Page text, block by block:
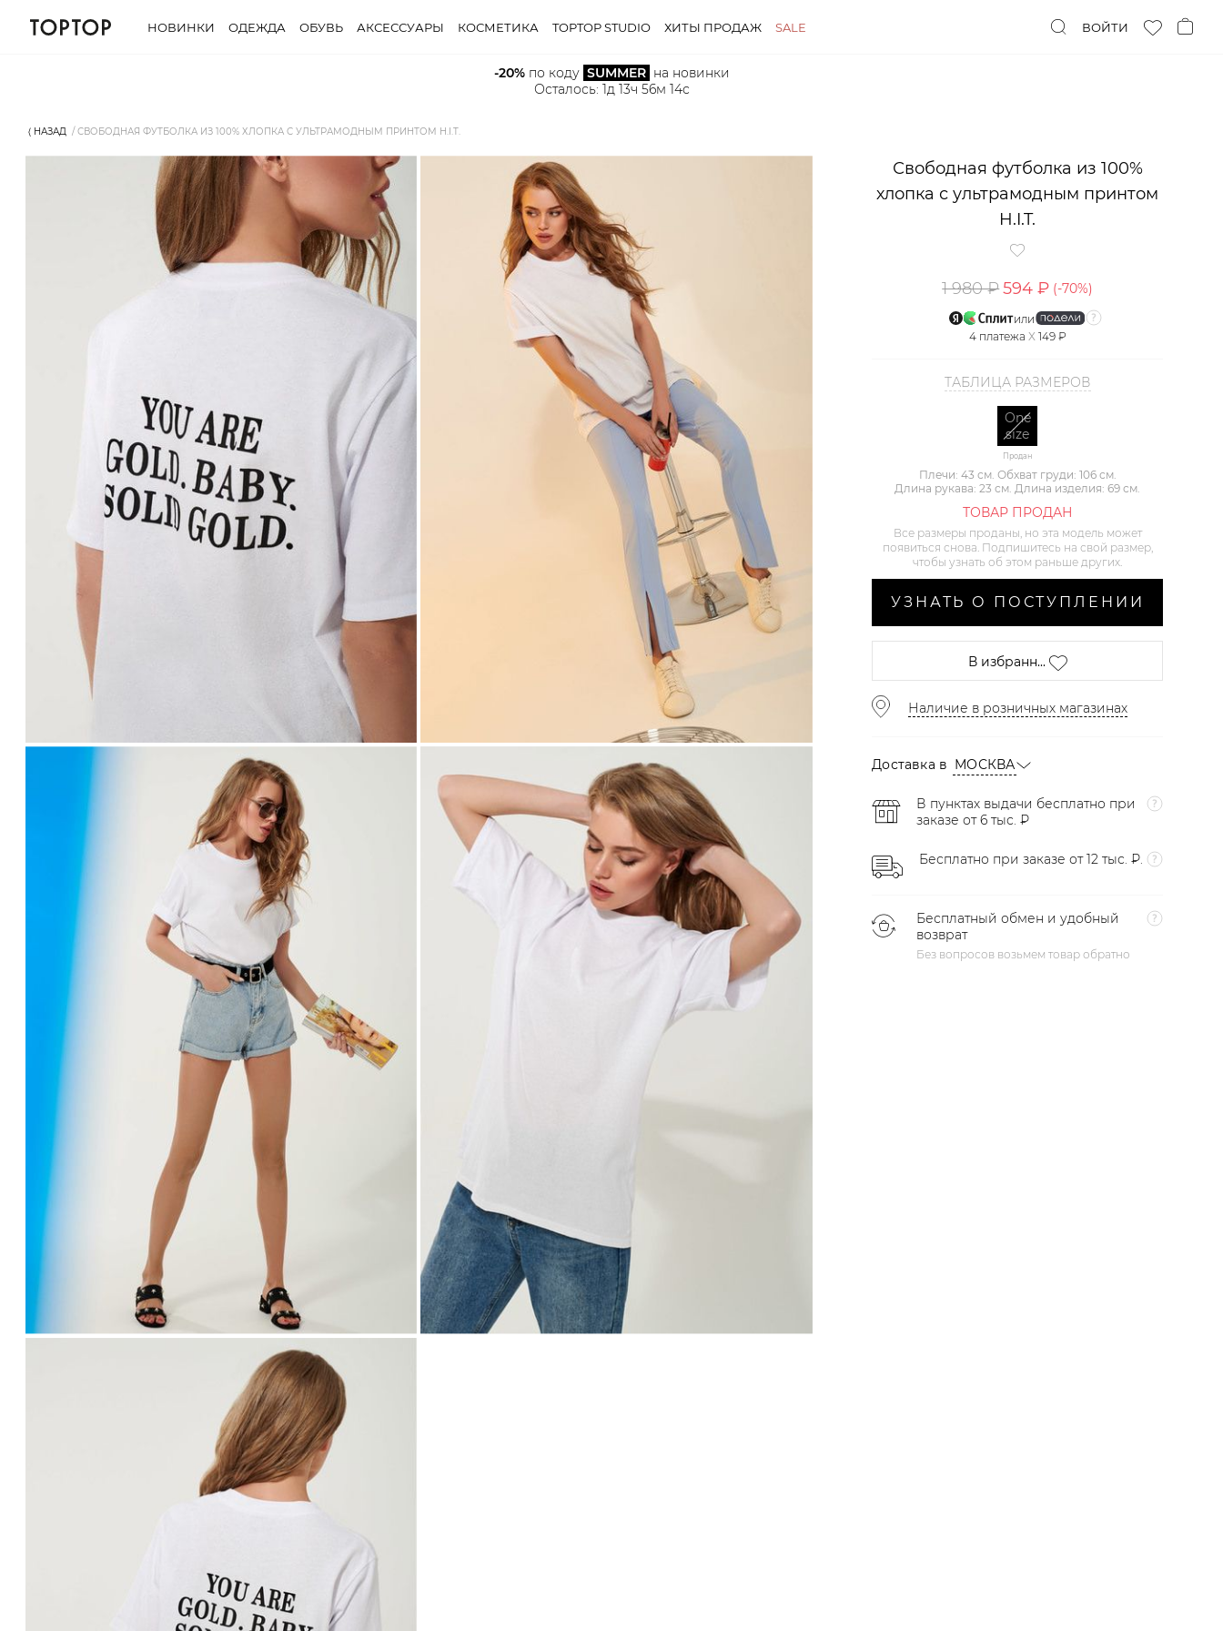
НОВИНКИ ОДЕЖДА ОБУВЬ АКСЕССУАРЫ КОСМЕТИКА TOPTOP STUDIO ХИТЫ ПРОДАЖ SALE ВОЙТИ
-20% по коду SUMMER на новинки
Осталось: 1д 13ч 56м 13с
⟨ НАЗАД СВОБОДНАЯ ФУТБОЛКА ИЗ 100% ХЛОПКА С УЛЬТРАМОДНЫМ ПРИНТОМ H.I.T.
Свободная футболка из 100%
хлопка с ультрамодным принтом
H.I.T.
1 980 ₽594 ₽ (-70%)
или
4 платежа X 149 ₽
ТАБЛИЦА РАЗМЕРОВ
One
size
Продан
Плечи: 43 см. Обхват груди: 106 см.
Длина рукава: 23 см. Длина изделия: 69 см.
ТОВАР ПРОДАН
Все размеры проданы, но эта модель может
появиться снова. Подпишитесь на свой размер,
чтобы узнать об этом раньше других.
УЗНАТЬ О ПОСТУПЛЕНИИ
В избранн...
Наличие в розничных магазинах
Доставка в МОСКВА
В пунктах выдачи бесплатно при
заказе от 6 тыс. ₽
Бесплатно при заказе от 12 тыс. ₽.
Бесплатный обмен и удобный
возврат
Без вопросов возьмем товар обратно